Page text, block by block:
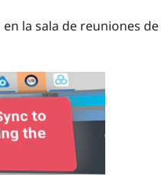
la sala de reuniones de